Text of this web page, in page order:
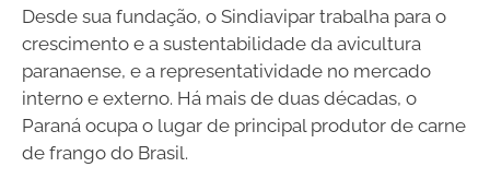
Desde sua fundação, o Sindiavipar trabalha para o
crescimento e a sustentabilidade da avicultura
paranaense, e a representatividade no mercado
interno e externo. Há mais de duas décadas, o
Paraná ocupa o lugar de principal produtor de carne
de frango do Brasil.